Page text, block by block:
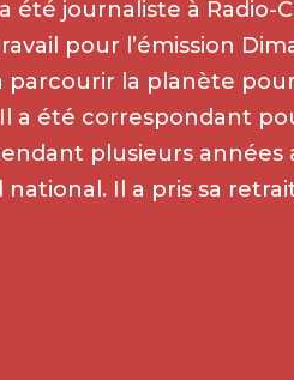
a été journaliste à
pour l’émission
parcourir la planète
a été correspondant
plusieurs années
Il a pris sa